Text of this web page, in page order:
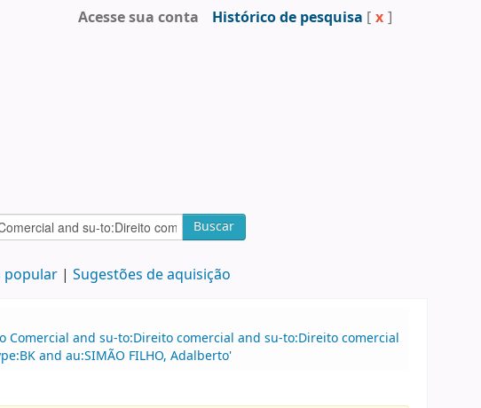
Acesse sua conta Histórico de pesquisa [ x ]
Buscar
popular Sugestões de aquisição
Comercial and su-to:Direito comercial and su-to:Direito comercial
and au:SIMÃO FILHO, Adalberto'